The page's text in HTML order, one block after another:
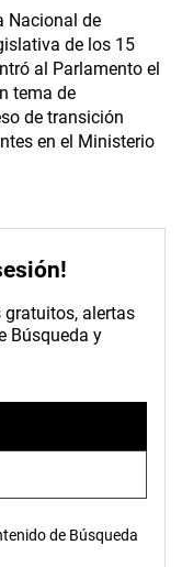
Nacional de
de los 15
al Parlamento el
tema de
de transición
en el Ministerio
gratuitos, alertas
Búsqueda y
de Búsqueda